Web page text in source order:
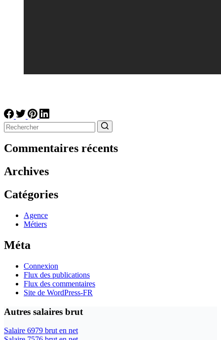
résultat
Commentaires récents
Archives
Catégories
Agence
Métiers
Méta
Connexion
Flux des publications
Flux des commentaires
Site de WordPress-FR
Autres salaires brut
Salaire 6979 brut en net